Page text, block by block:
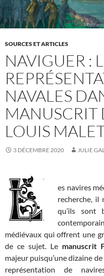
SOURCES ET ARTICLES
NAVIGUER :
NAVALES
MANUSCRIT
LOUIS
3 DÉCEMBRE 2020 JULIE
es navires
recherche, il
qu’ils sont
médiévaux qui offrent une
de ce sujet. Le manuscrit
majeur puisqu’une dizaine
représentation de